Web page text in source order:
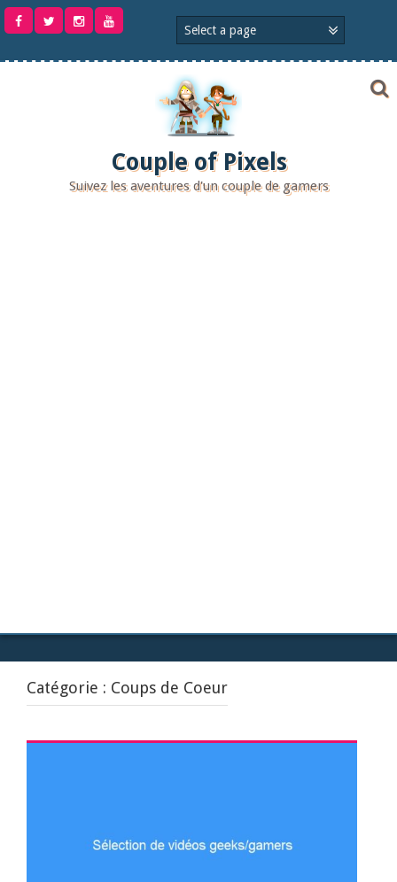
Aller
Couple of Pixels
Suivez les aventures d'un couple de gamers
Catégorie : Coups de Coeur